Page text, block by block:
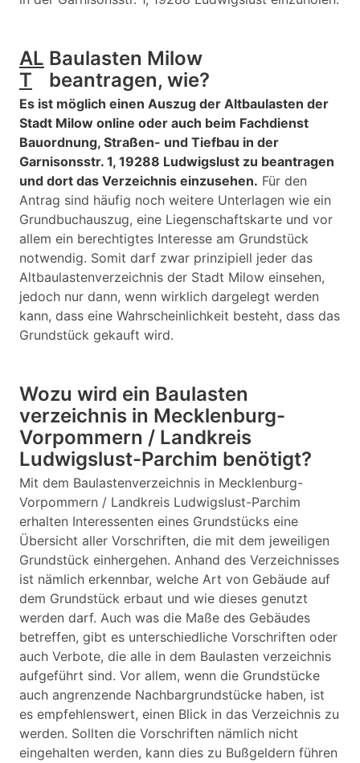
AL
T
Baulasten Milow
beantragen, wie?
Es ist möglich einen Auszug der Altbaulasten der
Stadt Milow online oder auch beim Fachdienst
Bauordnung, Straßen- und Tiefbau in der
Garnisonsstr. 1, 19288 Ludwigslust zu beantragen
und dort das Verzeichnis einzusehen. Für den
Antrag sind häufig noch weitere Unterlagen wie ein
Grundbuchauszug, eine Liegenschaftskarte und vor
allem ein berechtigtes Interesse am Grundstück
notwendig. Somit darf zwar prinzipiell jeder das
Altbaulastenverzeichnis der Stadt Milow einsehen,
jedoch nur dann, wenn wirklich dargelegt werden
kann, dass eine Wahrscheinlichkeit besteht, dass das
Grundstück gekauft wird.
Wozu wird ein Baulasten
verzeichnis in Mecklenburg-
Vorpommern / Landkreis
Ludwigslust-Parchim benötigt?
Mit dem Baulastenverzeichnis in Mecklenburg-
Vorpommern / Landkreis Ludwigslust-Parchim
erhalten Interessenten eines Grundstücks eine
Übersicht aller Vorschriften, die mit dem jeweiligen
Grundstück einhergehen. Anhand des Verzeichnisses
ist nämlich erkennbar, welche Art von Gebäude auf
dem Grundstück erbaut und wie dieses genutzt
werden darf. Auch was die Maße des Gebäudes
betreffen, gibt es unterschiedliche Vorschriften oder
auch Verbote, die alle in dem Baulasten verzeichnis
aufgeführt sind. Vor allem, wenn die Grundstücke
auch angrenzende Nachbargrundstücke haben, ist
es empfehlenswert, einen Blick in das Verzeichnis zu
werden. Sollten die Vorschriften nämlich nicht
eingehalten werden, kann dies zu Bußgeldern führen